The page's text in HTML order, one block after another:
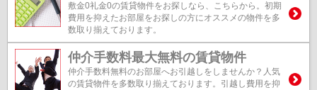
敷金0礼金0の賃貸物件をお探しなら、こちらから。初期
費用を抑えたお部屋をお探しの方にオススメの物件を多
数取り揃えております。
仲介手数料最大無料の賃貸物件
仲介手数料無料のお部屋へお引越しをしませんか？人気
の賃貸物件を多数取り揃えております。引越し費用を抑